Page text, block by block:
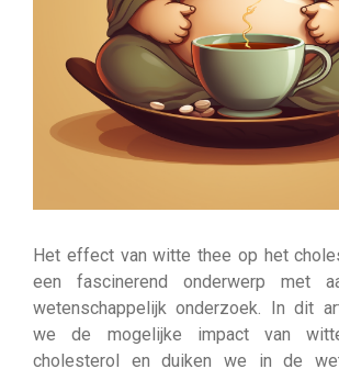
Het effect van witte thee op het
een fascinerend onderwerp met
wetenschappelijk onderzoek. In dit
we de mogelijke impact van
cholesterol en duiken we in de